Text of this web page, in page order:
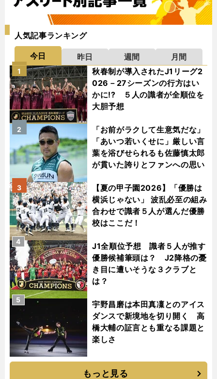
人気記事ランキング
今日 昨日 週間
月間
秋春制が導入されたJ1リーグ2
026－27シーズンの行方はい
かに!? ５人の識者が全順位を
大胆予想
1
「お前がラクして生意気だな」
「あいつ若いくせに」厳しい言
葉を浴びせられるも佐藤慎太郎
が貫いた誇りとファンへの思い
2
【夏の甲子園2026】「優勝は
横浜じゃない」 波乱必至の組み
合わせで識者５人が選んだ優勝
校はここだ！
3
J1全順位予想 識者５人が推す
優勝候補筆頭は？ J2降格の憂
き目に遭いそうな３クラブと
は？
4
宇野昌磨は本田真凜とのアイス
ダンスで新境地を切り開く 高
橋大輔の証言とも重なる課題と
楽しさ
5
もっと見る